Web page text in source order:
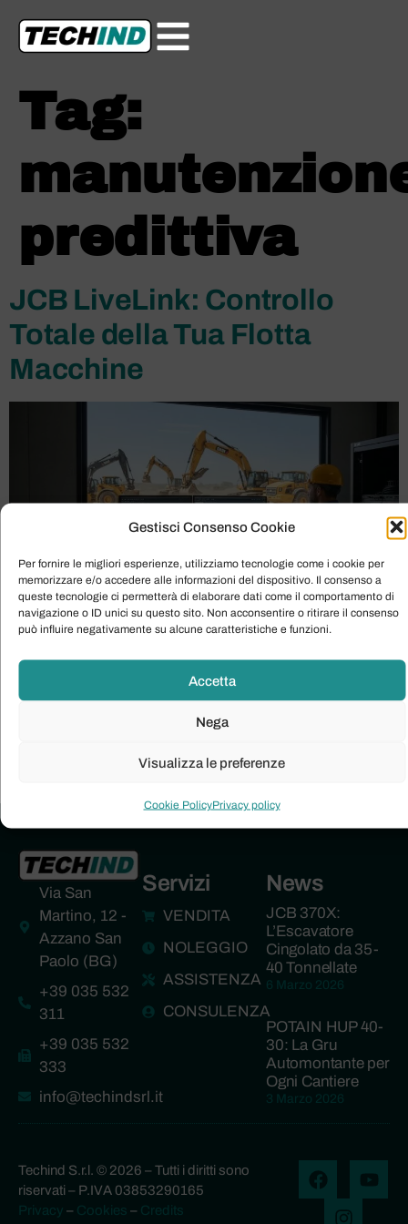
Gestisci Consenso Cookie
Per fornire le migliori esperienze, utilizziamo tecnologie come i cookie per
memorizzare e/o accedere alle informazioni del dispositivo. Il consenso a
queste tecnologie ci permetterà di elaborare dati come il comportamento di
navigazione o ID unici su questo sito. Non acconsentire o ritirare il consenso
può influire negativamente su alcune caratteristiche e funzioni.
Accetta
Nega
Visualizza le preferenze
Cookie PolicyPrivacy policy
Tag:
predittiva
JCB LiveLink: Controllo
Totale della Tua Flotta
Macchine
delle costruzioni e del movimento terra, la gestione
efficiente della flotta di macchinari è fondamentale per il
aziende si confrontano con la sfida di monitorare
l’ubicazione, l’utilizzo e lo stato di salute di ogni singola
Via San
Martino, 12 -
Azzano San
Paolo (BG)
+39 035 532
311
+39 035 532
333
info@techindsrl.it
Servizi
VENDITA
NOLEGGIO
ASSISTENZA
CONSULENZA
News
JCB 370X:
L’Escavatore
Cingolato da 35-
40 Tonnellate
6 Marzo 2026
POTAIN HUP 40-
30: La Gru
Automontante per
Ogni Cantiere
3 Marzo 2026
Techind S.r.l. © 2026 – Tutti i diritti sono
riservati – P.IVA 03853290165
Privacy – Cookies – Credits